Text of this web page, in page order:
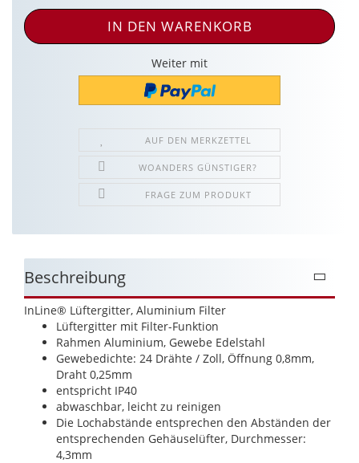
Weiter mit
AUF DEN MERKZETTEL
WOANDERS GÜNSTIGER?
FRAGE ZUM PRODUKT
Beschreibung
InLine® Lüftergitter, Aluminium Filter
Lüftergitter mit Filter-Funktion
Rahmen Aluminium, Gewebe Edelstahl
Gewebedichte: 24 Drähte / Zoll, Öffnung 0,8mm,
Draht 0,25mm
entspricht IP40
abwaschbar, leicht zu reinigen
Die Lochabstände entsprechen den Abständen der
entsprechenden Gehäuselüfter, Durchmesser:
4,3mm